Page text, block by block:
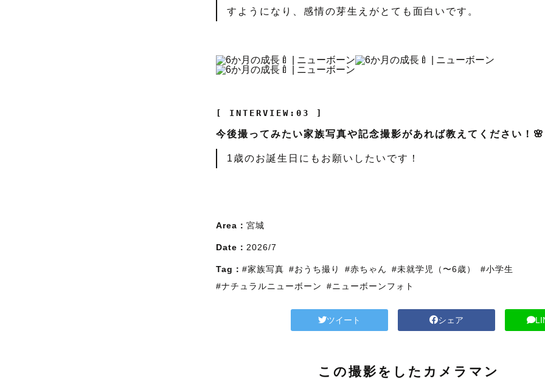
すようになり、感情の芽生えがとても面白いです。
[ INTERVIEW:03 ]
今後撮ってみたい家族写真や記念撮影があれば教えてください！🌸
1歳のお誕生日にもお願いしたいです！
Area： 宮城
Date： 2026/7
Tag： #家族写真 #おうち撮り #赤ちゃん #未就学児（〜6歳）
#小学生
#ナチュラルニューボーン
#ニューボーンフォト
ツイート シェア
この撮影をしたカメラマン